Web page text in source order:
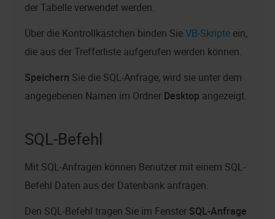
der Tabelle verwendet werden.
Über die Kontrollkästchen binden SieVB-Skripte ein,
die aus der Trefferliste aufgerufen werden können.
Speichern Sie die SQL-Anfrage, wird sie unter dem
angegebenen Namen im Ordner Desktop angezeigt.
SQL-Befehl
Mit SQL-Anfragen können Benutzer mit einem SQL-
Befehl Daten aus der Datenbank anfragen.
Den SQL-Befehl tragen Sie im Fenster SQL-Anfrage